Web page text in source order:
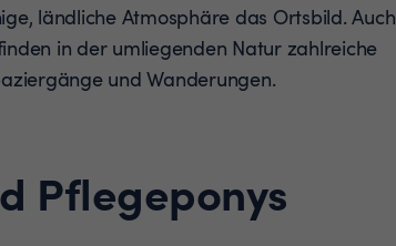
ländliche Atmosphäre das Ortsbild. Auch
in der umliegenden Natur zahlreiche
und Wanderungen.
Pflegeponys